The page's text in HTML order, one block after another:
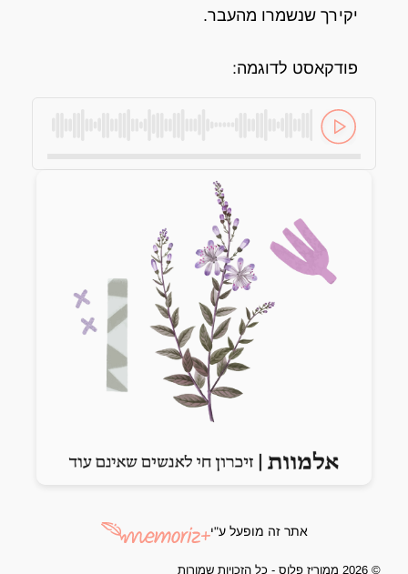
יקירך שנשמרו מהעבר.
פודקאסט לדוגמה:
אתר זה מופעל ע"י
© 2026 ממוריז פלוס - כל הזכויות שמורות